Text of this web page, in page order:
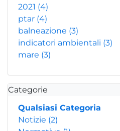
2021 (4)
ptar (4)
balneazione (3)
indicatori ambientali (3)
mare (3)
Categorie
Qualsiasi Categoria
Notizie (2)